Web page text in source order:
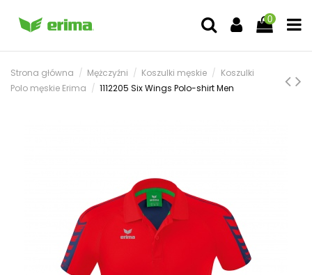
0
Strona główna Mężczyźni Koszulki męskie
Koszulki
Polo męskie Erima
1112205 Six Wings Polo-shirt Men